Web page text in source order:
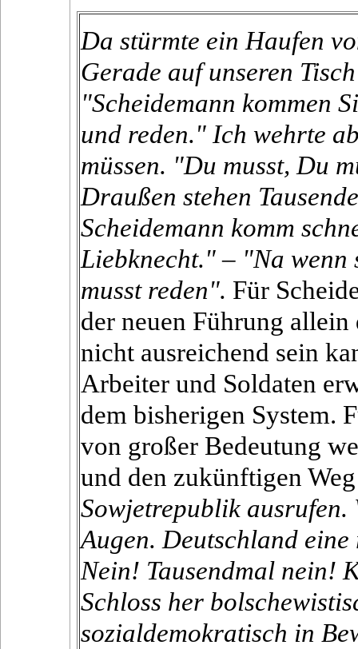
Da stürmte ein Haufen
Gerade auf unseren
"Scheidemann kommen
und reden." Ich wehrte
müssen. "Du musst, Du
Draußen stehen
Scheidemann komm
Liebknecht." – "Na wenn
musst reden". Für
der neuen Führung
nicht ausreichend sein
Arbeiter und Soldaten
dem bisherigen System.
von großer Bedeutung
und den zukünftigen
Sowjetrepublik
Augen. Deutschland
Nein! Tausendmal nein!
Schloss her
sozialdemokratisch in